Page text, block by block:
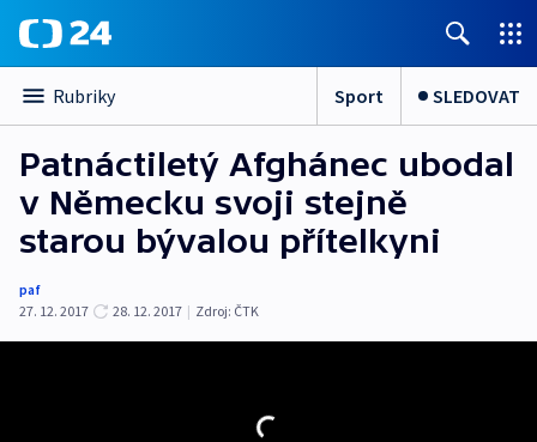
Rubriky Sport SLEDOVAT
Patnáctiletý Afghánec ubodal
v Německu svoji stejně
starou bývalou přítelkyni
paf
27. 12. 2017
28. 12. 2017 | Zdroj: ČTK